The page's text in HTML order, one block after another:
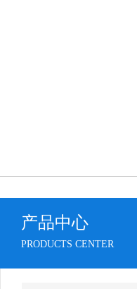
产品中心
PRODUCTS CENTER